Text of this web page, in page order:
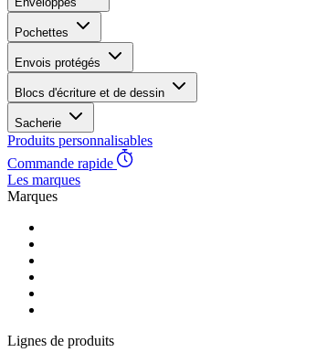
Pochettes
Envois protégés
Blocs d'écriture et de dessin
Sacherie
Produits personnalisables
Commande rapide
Les marques
Marques
Lignes de produits